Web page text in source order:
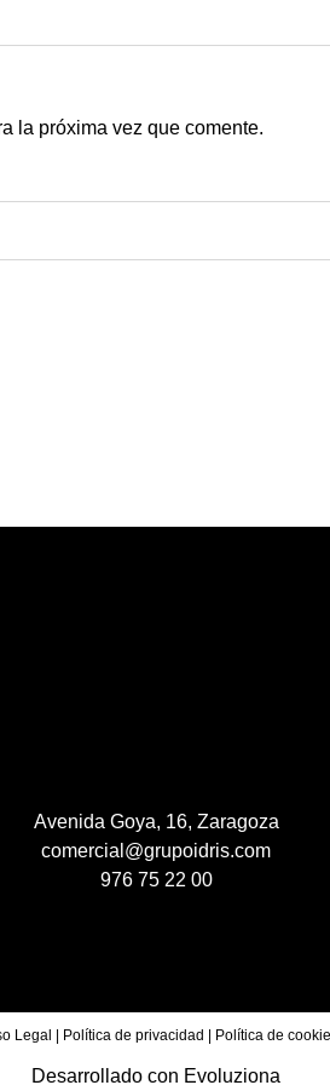
la próxima vez que comente.
Avenida Goya, 16, Zaragoza
comercial@grupoidris.com
976 75 22 00
Legal | Política de privacidad | Política de
Desarrollado con Evoluziona